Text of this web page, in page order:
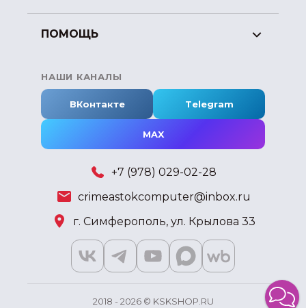
ПОМОЩЬ
НАШИ КАНАЛЫ
ВКонтакте Telegram
MAX
+7 (978) 029-02-28
crimeastokcomputer@inbox.ru
г. Симферополь, ул. Крылова 33
2018 - 2026 © KSKSHOP.RU